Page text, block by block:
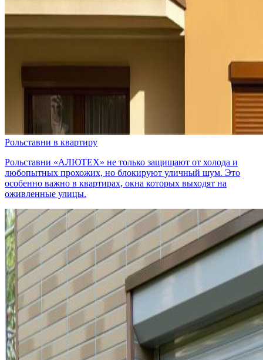
Рольставни в квартиру
Рольставни «АЛЮТЕХ» не только защищают от холода и
любопытных прохожих, но блокируют уличный шум. Это
особенно важно в квартирах, окна которых выходят на
оживленные улицы.